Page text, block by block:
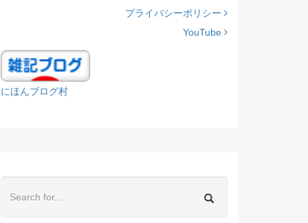
プライバシーポリシー
YouTube
にほんブログ村